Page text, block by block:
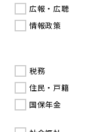
広報・広聴
情報政策
税務
住民・戸籍
国保年金